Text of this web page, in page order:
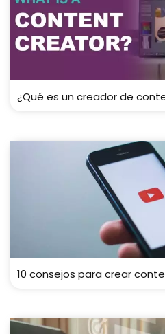
¿Qué es un creador de
10 consejos para crear